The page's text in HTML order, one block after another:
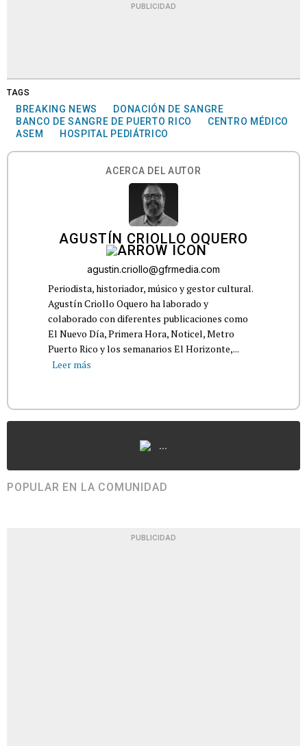
PUBLICIDAD
TAGS
BREAKING NEWS
DONACIÓN DE SANGRE
BANCO DE SANGRE DE PUERTO RICO
CENTRO MÉDICO
ASEM
HOSPITAL PEDIÁTRICO
ACERCA DEL AUTOR
AGUSTÍN CRIOLLO OQUERO
agustin.criollo@gfrmedia.com
Periodista, historiador, músico y gestor cultural.
Agustín Criollo Oquero ha laborado y
colaborado con diferentes publicaciones como
El Nuevo Día, Primera Hora, Noticel, Metro
Puerto Rico y los semanarios El Horizonte,...
Leer más
...
POPULAR EN LA COMUNIDAD
PUBLICIDAD